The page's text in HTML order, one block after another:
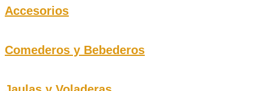
Accesorios
Comederos y Bebederos